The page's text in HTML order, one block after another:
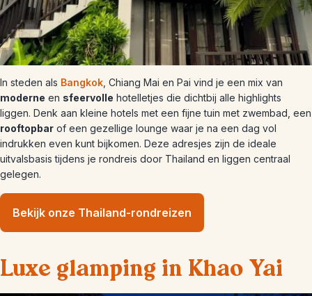
In steden als Bangkok , Chiang Mai en Pai vind je een mix van
moderne en sfeervolle hotelletjes die dichtbij alle highlights
liggen. Denk aan kleine hotels met een fijne tuin met zwembad, een
rooftopbar of een gezellige lounge waar je na een dag vol
indrukken even kunt bijkomen. Deze adresjes zijn de ideale
uitvalsbasis tijdens je rondreis door Thailand en liggen centraal
gelegen.
Bekijk onze Thailand-rondreizen
Luxe glamping in Khao Yai